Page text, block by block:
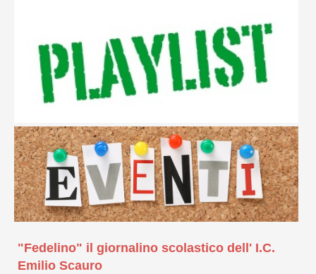
"Fedelino" il giornalino scolastico dell' I.C.
Emilio Scauro